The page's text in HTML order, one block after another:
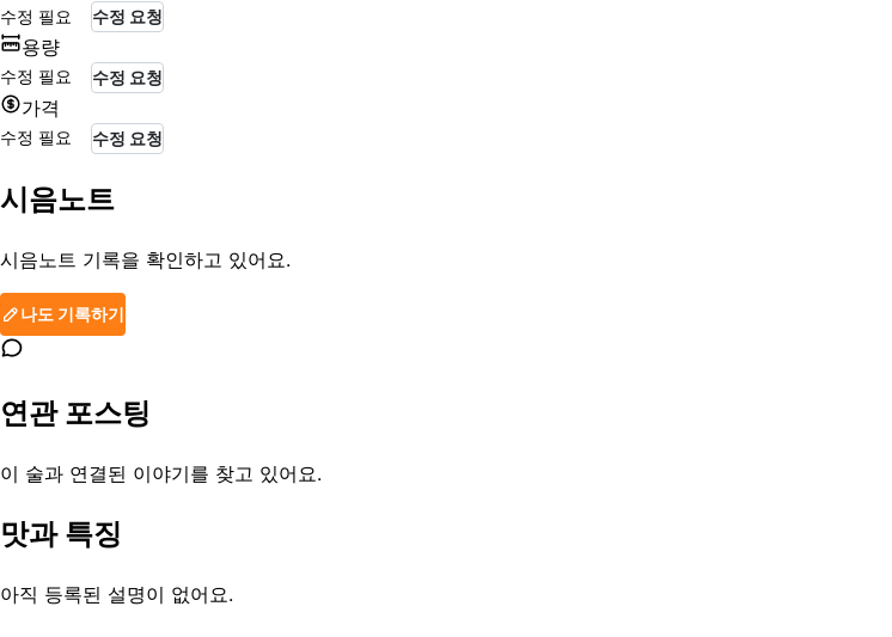
수정 필요 수정 요청
용량
수정 필요 수정 요청
가격
수정 필요 수정 요청
시음노트
시음노트 기록을 확인하고 있어요.
나도 기록하기
연관 포스팅
이 술과 연결된 이야기를 찾고 있어요.
맛과 특징
아직 등록된 설명이 없어요.